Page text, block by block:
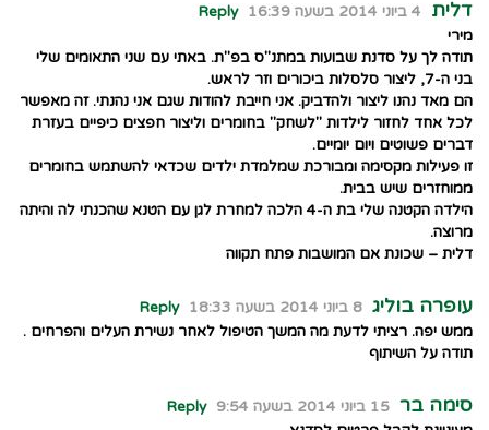
דלית 4 ביוני 2014 בשעה 16:39
Reply
מירי
תודה לך על סדנת שבועות במתנ"ס בפ"ת. באתי עם שני התאומים שלי
בני ה-7, ליצור סלסלות ביכורים וזר לראש.
הם מאד נהנו ליצור ולהדביק. אני חייבת להודות שגם אני נהנתי. זה מאפשר
לכל אחד לחזור לילדות "לשחק" בחומרים וליצור חפצים כיפיים בעזרת
דברים פשוטים ויום יומיים.
זו פעילות מקסימה ומבורכת שמלמדת ילדים שכדאי להשתמש בחומרים
ממוחזרים שיש בבית.
הילדה הקטנה שלי בת ה-4 הלכה למחרת לגן עם הטנא שהכנתי לה והיתה
מרוצה.
דלית – שכונת אם המושבות פתח תקווה
עופרה בוליג 8 ביוני 2014 בשעה 18:33
Reply
ממש יפה. רציתי לדעת מה המשך הטיפול לאחר נשירת העלים והפרחים .
תודה על השיתוף
סימה בר 15 ביוני 2014 בשעה 9:54
Reply